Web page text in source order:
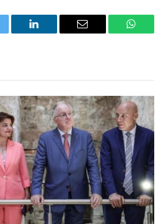
LinkedIn Email